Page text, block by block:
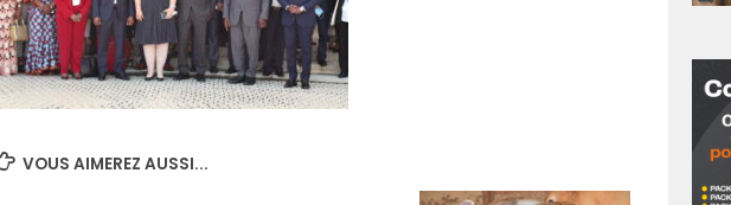
VOUS AIMEREZ AUSSI...